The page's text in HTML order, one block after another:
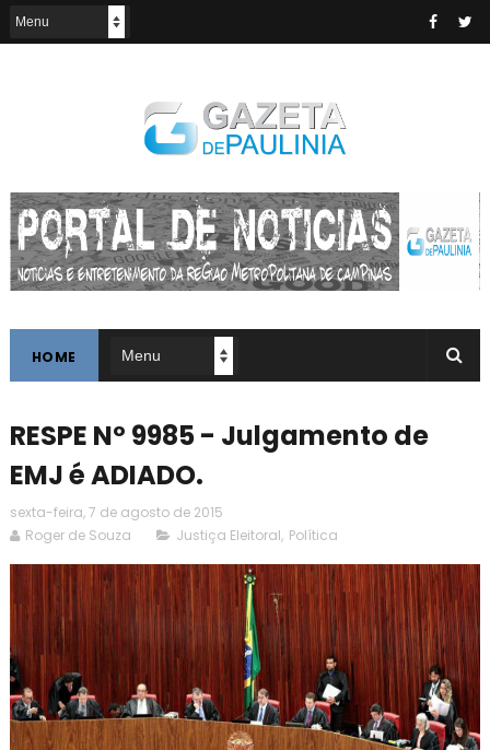
HOME
RESPE Nº 9985 - Julgamento de
EMJ é ADIADO.
sexta-feira, 7 de agosto de 2015
Roger de Souza
Justiça Eleitoral, Política